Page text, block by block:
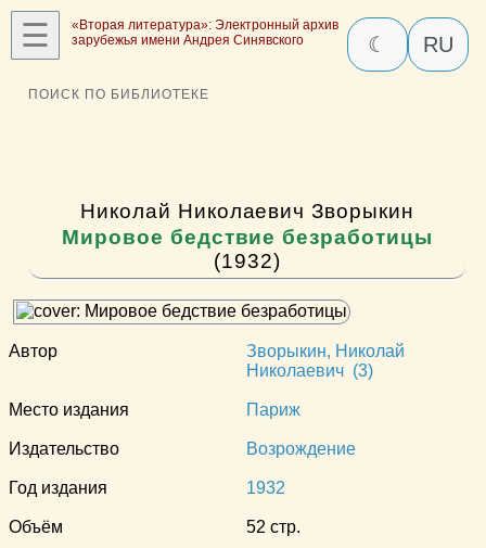
☰
«Вторая литература»: Электронный архив
зарубежья имени Андрея Синявского
☾ RU
ПОИСК ПО БИБЛИОТЕКЕ
Николай Николаевич Зворыкин
Мировое бедствие безработицы
(1932)
Автор
Зворыкин, Николай
Николаевич (3)
Место издания Париж
Издательство Возрождение
Год издания 1932
Объём 52 стр.